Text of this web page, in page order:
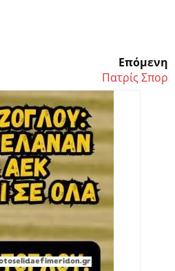
Επόμενη
Πατρίς Σπορ